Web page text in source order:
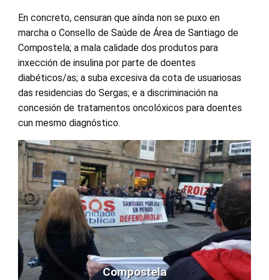
En concreto, censuran que aínda non se puxo en
marcha o Consello de Saúde de Área de Santiago de
Compostela; a mala calidade dos produtos para
inxección de insulina por parte de doentes
diabéticos/as; a suba excesiva da cota de usuariosas
das residencias do Sergas; e a discriminación na
concesión de tratamentos oncolóxicos para doentes
cun mesmo diagnóstico.
Compostela